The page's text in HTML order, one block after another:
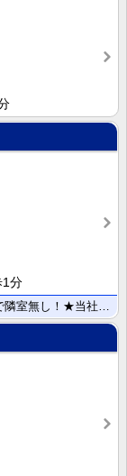
1分
★2018年全面リフォーム済！ ★駅1分、角部屋で隣室無し！★当社の専任物件です。気兼ねなくお問い合･･･